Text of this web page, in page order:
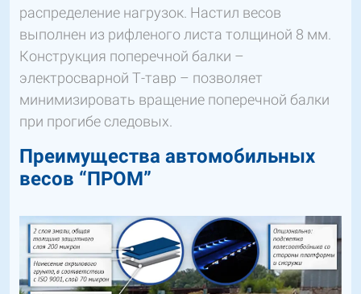
распределение нагрузок. Настил весов
выполнен из рифленого листа толщиной 8 мм.
Конструкция поперечной балки –
электросварной Т-тавр – позволяет
минимизировать вращение поперечной балки
при прогибе следовых.
Преимущества автомобильных
весов “ПРОМ”